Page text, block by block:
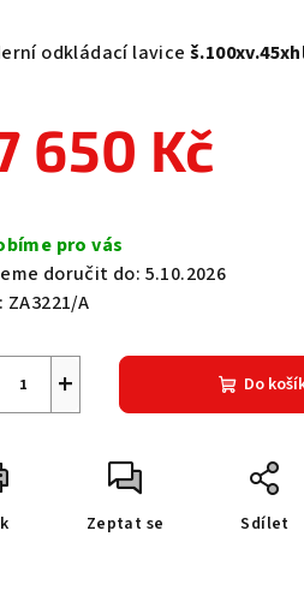
odkládací lavice
650 Kč
pro vás
doručit do: 5.10.2026
ZA3221/A
+ Do
Zeptat se Sdílet